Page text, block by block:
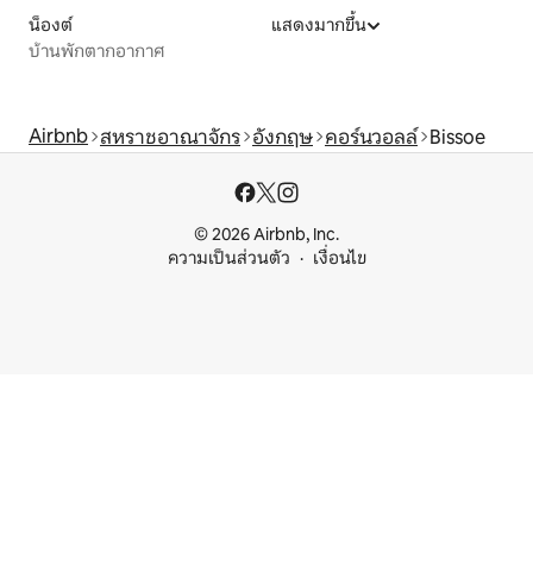
น็องต์
บ้านพักตากอากาศ
แสดงมากขึ้น
Airbnb สหราชอาณาจักร อังกฤษ คอร์นวอลล์ Bissoe
© 2026 Airbnb, Inc.
ความเป็นส่วนตัว
เงื่อนไข